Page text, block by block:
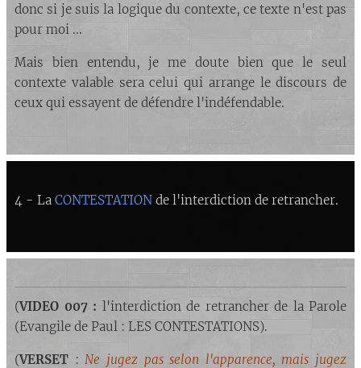
donc si je suis la logique du contexte, ce texte n'est pas
pour moi ...
Mais bien entendu, je me doute bien que le seul
contexte valable sera celui qui arrange le discours de
ceux qui essayent de défendre l'indéfendable.
4 - La CONTESTATION de l'interdiction de retrancher.
(VIDEO 007 : l'interdiction de retrancher de la Parole
(Evangile de Paul : LES CONTESTATIONS).
(VERSET :Ne jugez pas selon l'apparence, mais jugez